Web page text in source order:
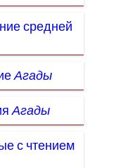
средней
Агады
Агады
с чтением